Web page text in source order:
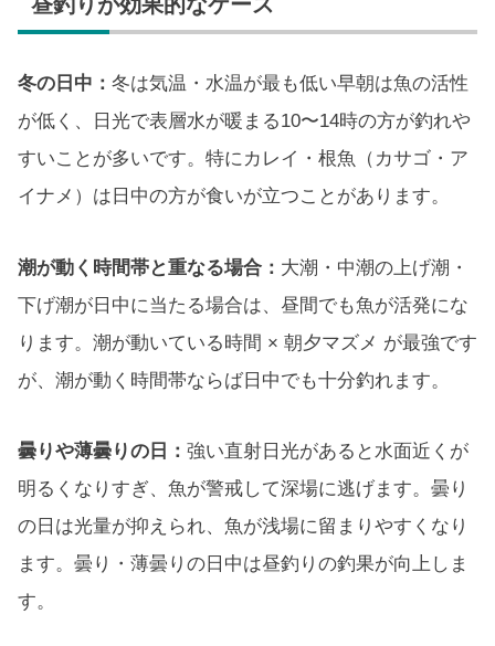
冬の日中： 冬は気温・水温が最も低い早朝は魚の活性
が低く、日光で表層水が暖まる10〜14時の方が釣れや
すいことが多いです。特にカレイ・根魚（カサゴ・ア
イナメ）は日中の方が食いが立つことがあります。
潮が動く時間帯と重なる場合： 大潮・中潮の上げ潮・
下げ潮が日中に当たる場合は、昼間でも魚が活発にな
ります。潮が動いている時間 × 朝夕マズメ が最強です
が、潮が動く時間帯ならば日中でも十分釣れます。
曇りや薄曇りの日： 強い直射日光があると水面近くが
明るくなりすぎ、魚が警戒して深場に逃げます。曇り
の日は光量が抑えられ、魚が浅場に留まりやすくなり
ます。曇り・薄曇りの日中は昼釣りの釣果が向上しま
す。